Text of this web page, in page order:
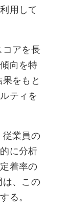
用して
コアを長
向を特
をもと
ティを
従業員の
に分析
着率の
は、この
る。